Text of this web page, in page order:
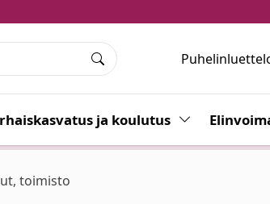
Haku
ja koulutus Vaihda
toimisto